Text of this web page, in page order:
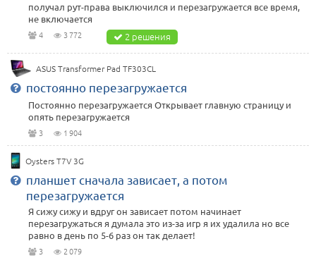
получал рут-права выключился и перезагружается все время,
не включается
4 3 772 2 решения
ASUS Transformer Pad TF303CL
постоянно перезагружается
Постоянно перезагружается Открывает главную страницу и
опять перезагружается
3 1 904
Oysters T7V 3G
планшет сначала зависает, а потом
перезагружается
Я сижу сижу и вдруг он зависает потом начинает
перезагружаться я думала это из-за игр я их удалила но все
равно в день по 5-6 раз он так делает!
3 2 079